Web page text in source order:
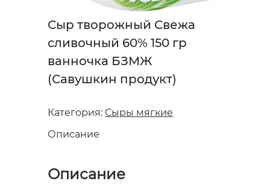
Сыр творожный Свежа
сливочный 60% 150 гр
ванночка БЗМЖ
(Савушкин продукт)
Категория: Сыры мягкие
Описание
Описание